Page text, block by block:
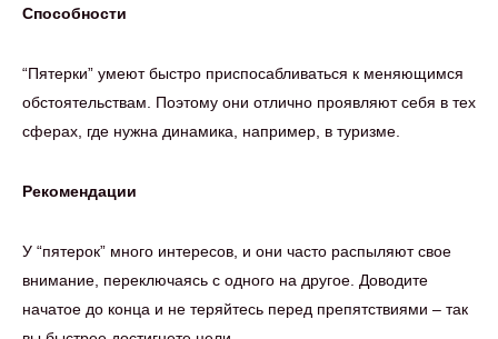
Способности
“Пятерки” умеют быстро приспосабливаться к меняющимся
обстоятельствам. Поэтому они отлично проявляют себя в тех
сферах, где нужна динамика, например, в туризме.
Рекомендации
У “пятерок” много интересов, и они часто распыляют свое
внимание, переключаясь с одного на другое. Доводите
начатое до конца и не теряйтесь перед препятствиями – так